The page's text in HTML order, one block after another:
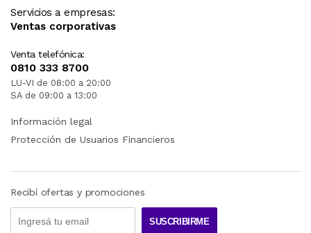
Servicios a empresas:
Ventas corporativas
Venta telefónica:
0810 333 8700
LU-VI de 08:00 a 20:00
SA de 09:00 a 13:00
Información legal
Protección de Usuarios Financieros
Recibí ofertas y promociones
SUSCRIBIRME